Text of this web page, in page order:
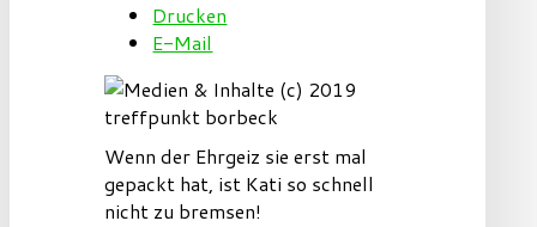
Drucken
E-Mail
Wenn der Ehrgeiz sie erst mal
gepackt hat, ist Kati so schnell
nicht zu bremsen!